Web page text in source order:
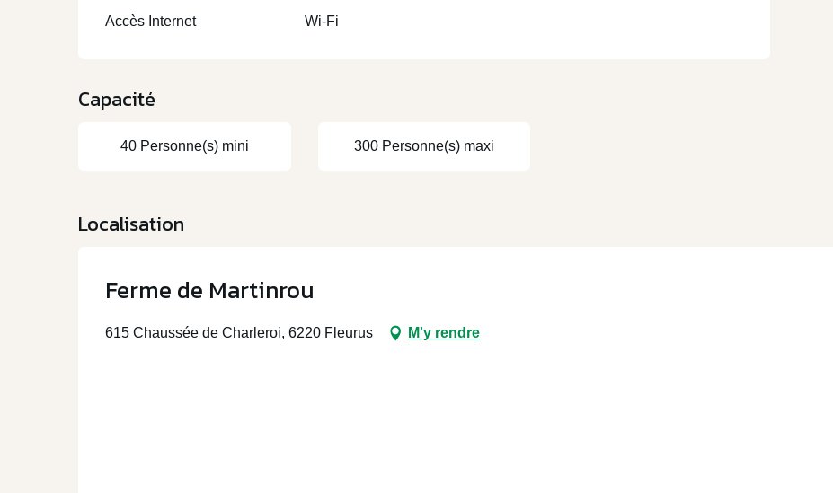
Accès Internet Wi-Fi
Capacité
40 Personne(s) mini 300 Personne(s) maxi
Localisation
Ferme de Martinrou
615 Chaussée de Charleroi, 6220 Fleurus M'y rendre